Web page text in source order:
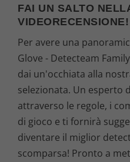
FAI UN SALTO
VIDEORECENSIONE!
Per avere una
Glove - Detecteam
dai un'occhiata alla
selezionata. Un esperto
attraverso le regole, i
di gioco e ti fornirà
diventare il miglior
scomparsa! Pronto a